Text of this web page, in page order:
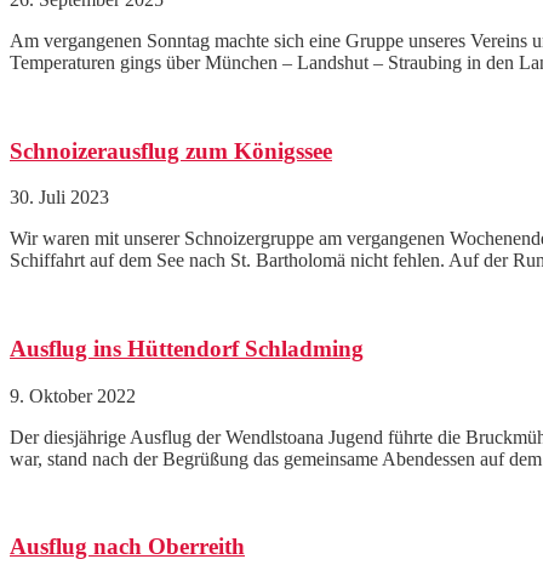
Am vergangenen Sonntag machte sich eine Gruppe unseres
Temperaturen gings über München – Landshut – Straubing in den
Schnoizerausflug zum Königssee
30. Juli 2023
Wir waren mit unserer Schnoizergruppe am vergangenen
Schiffahrt auf dem See nach St. Bartholomä nicht fehlen. Auf der
Ausflug ins Hüttendorf Schladming
9. Oktober 2022
Der diesjährige Ausflug der Wendlstoana Jugend führte die
war, stand nach der Begrüßung das gemeinsame Abendessen auf
Ausflug nach Oberreith